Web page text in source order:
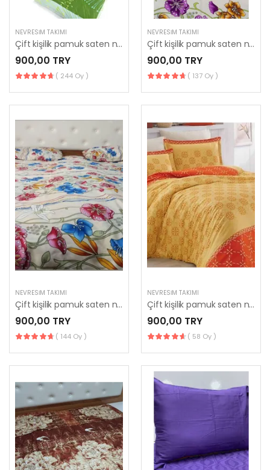
NEVRESIM TAKIMI
Çift kişilik pamuk saten nevresim takımı
900,00 TRY
( 244 Oy )
NEVRESIM TAKIMI
Çift kişilik pamuk saten nevresim takımı
900,00 TRY
( 137 Oy )
NEVRESIM TAKIMI
Çift kişilik pamuk saten nevresim takımı
900,00 TRY
( 144 Oy )
NEVRESIM TAKIMI
Çift kişilik pamuk saten nevresim takımı
900,00 TRY
( 58 Oy )